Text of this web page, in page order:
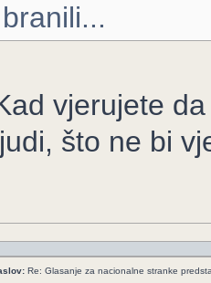
branili...
vjerujete
što ne bi
Re: Glasanje za nacionalne stranke